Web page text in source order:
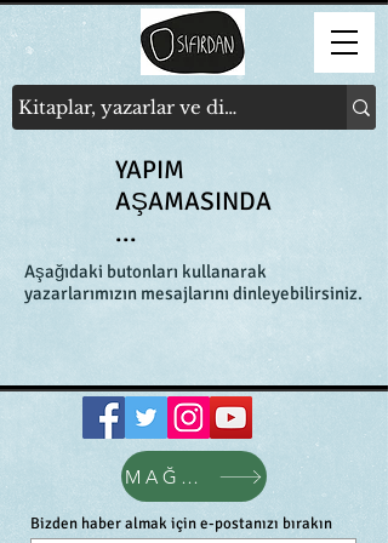
YAPIM
AŞAMASINDA
...
Aşağıdaki butonları kullanarak
yazarlarımızın mesajlarını dinleyebilirsiniz.
MAĞAZA
Bizden haber almak için e-postanızı bırakın